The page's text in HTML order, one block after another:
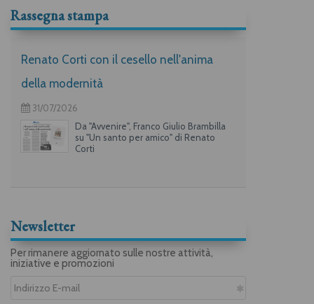
Rassegna stampa
Renato Corti con il cesello nell'anima
della modernità
31/07/2026
Da "Avvenire", Franco Giulio Brambilla
su "Un santo per amico" di Renato
Corti
Newsletter
Per rimanere aggiornato sulle nostre attività,
iniziative e promozioni